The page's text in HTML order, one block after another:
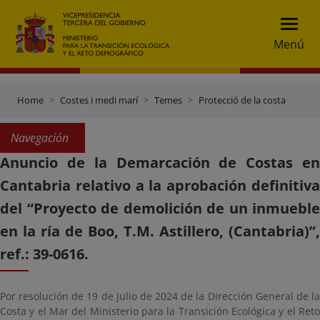
Menú
Home Costes i medi marí Temes Protecció de la costa
Navegación
Anuncio de la Demarcación de Costas en
Cantabria relativo a la aprobación definitiva
del “Proyecto de demolición de un inmueble
en la ría de Boo, T.M. Astillero, (Cantabria)”,
ref.: 39-0616.
Por resolución de 19 de julio de 2024 de la Dirección General de la
Costa y el Mar del Ministerio para la Transición Ecológica y el Reto